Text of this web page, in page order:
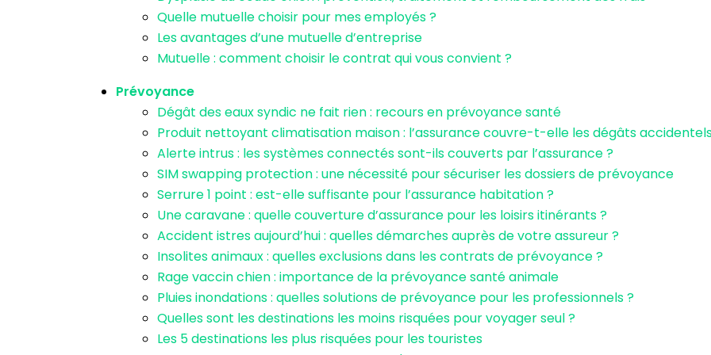
Quelle mutuelle choisir pour mes employés ?
Les avantages d’une mutuelle d’entreprise
Mutuelle : comment choisir le contrat qui vous convient ?
Prévoyance
Dégât des eaux syndic ne fait rien : recours en prévoyance santé
Produit nettoyant climatisation maison : l’assurance couvre-t-elle les dégâts
Alerte intrus : les systèmes connectés sont-ils couverts par l’assurance ?
SIM swapping protection : une nécessité pour sécuriser les dossiers de prévoyance
Serrure 1 point : est-elle suffisante pour l’assurance habitation ?
Une caravane : quelle couverture d’assurance pour les loisirs itinérants ?
Accident istres aujourd’hui : quelles démarches auprès de votre assureur ?
Insolites animaux : quelles exclusions dans les contrats de prévoyance ?
Rage vaccin chien : importance de la prévoyance santé animale
Pluies inondations : quelles solutions de prévoyance pour les professionnels ?
Quelles sont les destinations les moins risquées pour voyager seul ?
Les 5 destinations les plus risquées pour les touristes